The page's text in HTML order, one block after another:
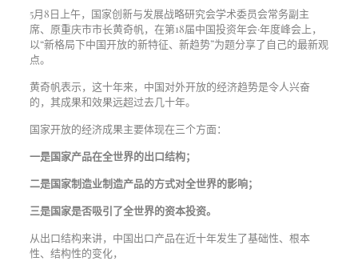
5月8日上午，国家创新与发展战略研究会学术委员会常务副主
席、原重庆市市长黄奇帆，在第18届中国投资年会·年度峰会上，
以“新格局下中国开放的新特征、新趋势”为题分享了自己的最新观
点。
黄奇帆表示，这十年来，中国对外开放的经济趋势是令人兴奋
的，其成果和效果远超过去几十年。
国家开放的经济成果主要体现在三个方面：
一是国家产品在全世界的出口结构；
二是国家制造业制造产品的方式对全世界的影响；
三是国家是否吸引了全世界的资本投资。
从出口结构来讲，中国出口产品在近十年发生了基础性、根本
性、结构性的变化，